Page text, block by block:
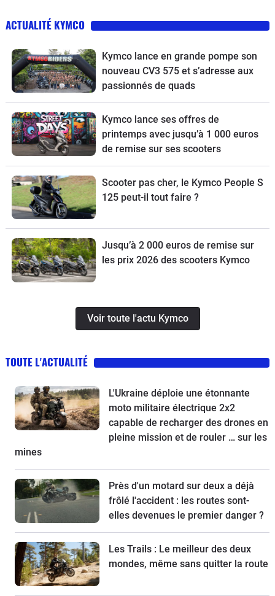
ACTUALITÉ KYMCO
Kymco lance en grande pompe son
nouveau CV3 575 et s’adresse aux
passionnés de quads
Kymco lance ses offres de
printemps avec jusqu’à 1 000 euros
de remise sur ses scooters
Scooter pas cher, le Kymco People S
125 peut-il tout faire ?
Jusqu’à 2 000 euros de remise sur
les prix 2026 des scooters Kymco
Voir toute l'actu Kymco
TOUTE L'ACTUALITÉ
L'Ukraine déploie une étonnante
moto militaire électrique 2x2
capable de recharger des drones en
pleine mission et de rouler … sur les
mines
Près d'un motard sur deux a déjà
frôlé l'accident : les routes sont-
elles devenues le premier danger ?
Les Trails : Le meilleur des deux
mondes, même sans quitter la route